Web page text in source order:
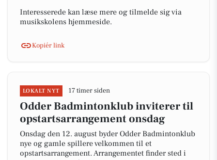
Interesserede kan læse mere og tilmelde sig via
musikskolens hjemmeside.
Kopiér link
LOKALT NYT 17 timer siden
Odder Badmintonklub inviterer til
opstartsarrangement onsdag
Onsdag den 12. august byder Odder Badmintonklub
nye og gamle spillere velkommen til et
opstartsarrangement. Arrangementet finder sted i